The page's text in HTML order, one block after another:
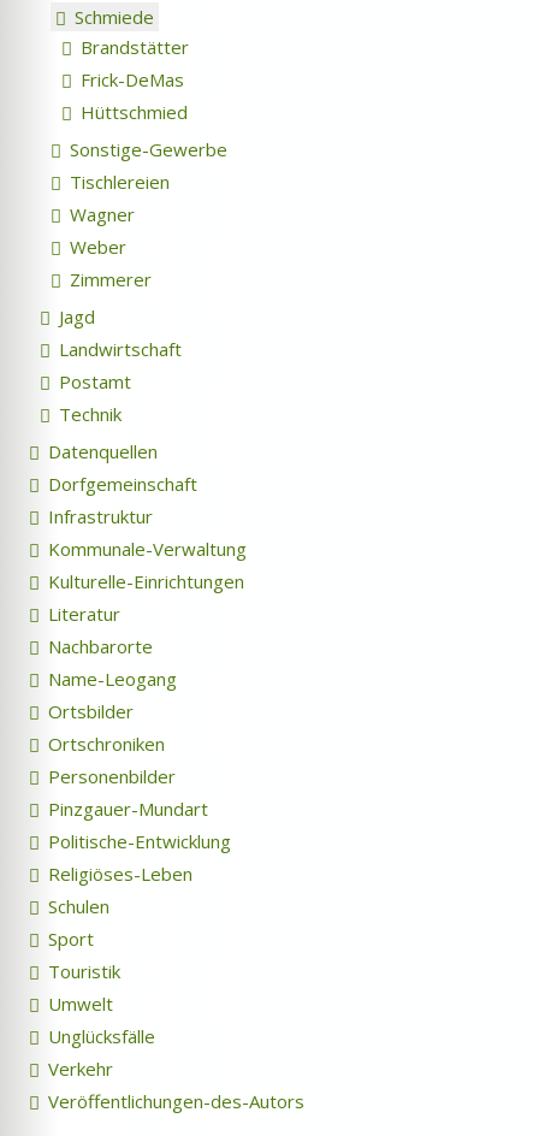
Schmiede
Brandstätter
Frick-DeMas
Hüttschmied
Sonstige-Gewerbe
Tischlereien
Wagner
Weber
Zimmerer
Jagd
Landwirtschaft
Postamt
Technik
Datenquellen
Dorfgemeinschaft
Infrastruktur
Kommunale-Verwaltung
Kulturelle-Einrichtungen
Literatur
Nachbarorte
Name-Leogang
Ortsbilder
Ortschroniken
Personenbilder
Pinzgauer-Mundart
Politische-Entwicklung
Religiöses-Leben
Schulen
Sport
Touristik
Umwelt
Unglücksfälle
Verkehr
Veröffentlichungen-des-Autors